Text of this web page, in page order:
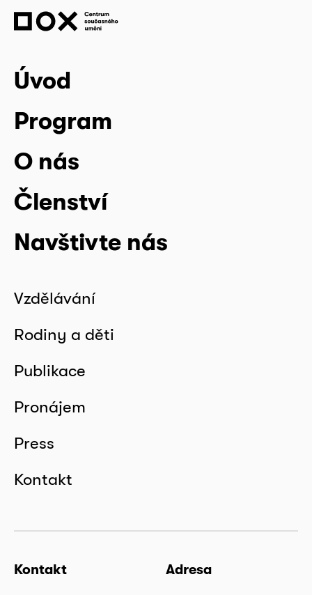
Úvod
Program
O nás
Členství
Navštivte nás
Vzdělávání
Rodiny a děti
Publikace
Pronájem
Press
Kontakt
Kontakt Adresa